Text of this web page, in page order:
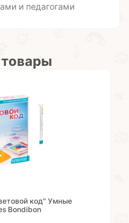
и педагогами
код" Умные
Bondibon